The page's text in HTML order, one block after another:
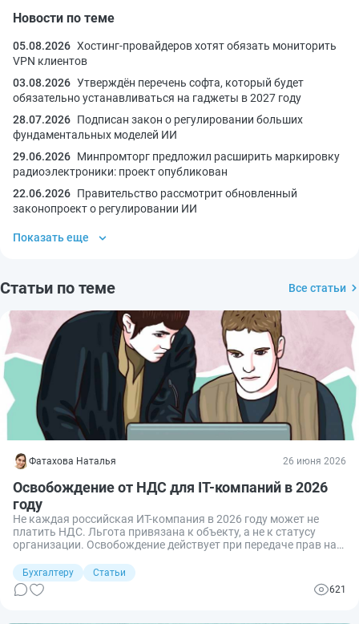
Новости по теме
05.08.2026 Хостинг-провайдеров хотят обязать мониторить
VPN клиентов
03.08.2026 Утверждён перечень софта, который будет
обязательно устанавливаться на гаджеты в 2027 году
28.07.2026 Подписан закон о регулировании больших
фундаментальных моделей ИИ
29.06.2026 Минпромторг предложил расширить маркировку
радиоэлектроники: проект опубликован
22.06.2026 Правительство рассмотрит обновленный
законопроект о регулировании ИИ
Показать еще
Статьи по теме Все статьи
Фатахова Наталья 26 июня 2026
Освобождение от НДС для IT-компаний в 2026
году
Не каждая российская ИТ-компания в 2026 году может не
платить НДС. Льгота привязана к объекту, а не к статусу
организации. Освобождение действует при передаче прав на
ограничениями. Разбираемся с условиями, правилами работы
и с какой даты плательщик вправе не облагать передачу прав
НДС.
Бухгалтеру
Статьи
621